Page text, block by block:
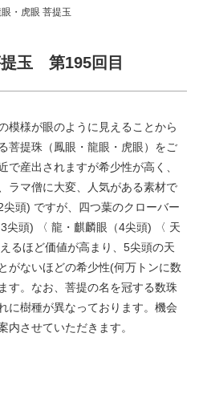
・虎眼 菩提玉
玉 第195回目
模様が眼のように見えることから
菩提珠（鳳眼・龍眼・虎眼）をご
で産出されますが希少性が高く、
ラマ僧に大変、人気がある素材で
頭) ですが、四つ葉のクローバー
尖頭) 〈 龍・麒麟眼（4尖頭) 〈 天
るほど価値が高まり、5尖頭の天
がないほどの希少性(何万トンに数
す。なお、菩提の名を冠する数珠
に樹種が異なっております。機会
内させていただきます。